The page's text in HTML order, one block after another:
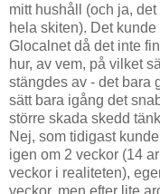
mitt hushåll (och ja,
hela skiten). Det
Glocalnet då det inte
hur, av vem, på vilket
stängdes av - det bara
sätt bara igång det
större skada skedd
Nej, som tidigast
igen om 2 veckor (14
veckor i realiteten),
veckor, men efter lite